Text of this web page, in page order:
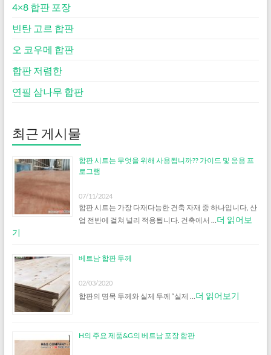
4×8 합판 포장
빈탄 고르 합판
오 코우메 합판
합판 저렴한
연필 삼나무 합판
최근 게시물
합판 시트는 무엇을 위해 사용됩니까?? 가이드 및 응용 프
로그램
07/11/2024
합판 시트는 가장 다재다능한 건축 자재 중 하나입니다, 산
업 전반에 걸쳐 널리 적용됩니다. 건축에서 … 더 읽어보
기
베트남 합판 두께
02/03/2020
합판의 명목 두께와 실제 두께 “실제 … 더 읽어보기
H의 주요 제품&G의 베트남 포장 합판